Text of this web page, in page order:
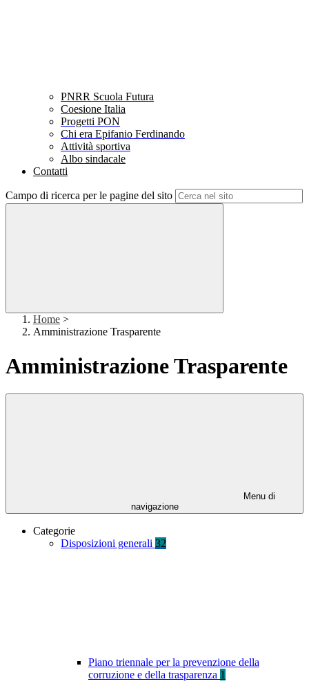
PNRR Scuola Futura
Coesione Italia
Progetti PON
Chi era Epifanio Ferdinando
Attività sportiva
Albo sindacale
Contatti
Campo di ricerca per le pagine del sito
Home >
Amministrazione Trasparente
Amministrazione Trasparente
Menu di
navigazione
Categorie
Disposizioni generali 32
Piano triennale per la prevenzione della
corruzione e della trasparenza 1